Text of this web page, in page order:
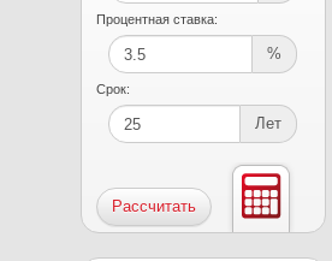
Процентная ставка:
%
Срок:
Лет